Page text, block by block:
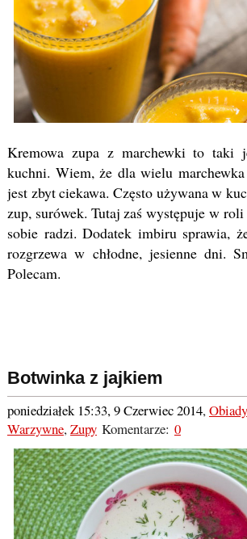
Kremowa zupa z marchewki to taki
kuchni. Wiem, że dla wielu
jest zbyt ciekawa. Często używana w
zup, surówek. Tutaj zaś występuje w
sobie radzi. Dodatek imbiru sprawia,
rozgrzewa w chłodne, jesienne dni.
Polecam.
Botwinka z jajkiem
poniedziałek 15:33, 9 Czerwiec 2014,Obiady
Warzywne,ZupyKomentarze: 0